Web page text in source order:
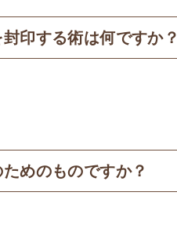
印する術は何ですか？
めのものですか？